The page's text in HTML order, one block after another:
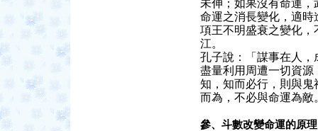
未伸；如果沒有命運
命運之消長變化，適
項王不明盛衰之變化
江。
孔子說：「謀事在人
盡量利用周遭一切資
知，知而必行，則與
而為，不必與命運為敵
參、斗數改變命運的原